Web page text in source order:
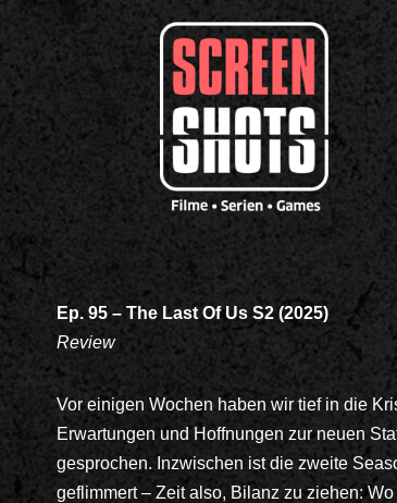
Ep. 95 – The Last Of Us S2 (2025)
Review
Vor einigen Wochen haben wir tief in die
Erwartungen und Hoffnungen zur neuen
gesprochen. Inzwischen ist die zweite
geflimmert – Zeit also, Bilanz zu ziehen: